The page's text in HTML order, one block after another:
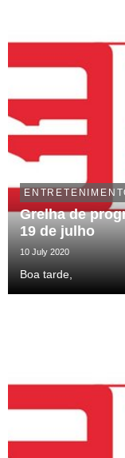
Grelha de
19 de julho
10 July 2020
Boa tarde,